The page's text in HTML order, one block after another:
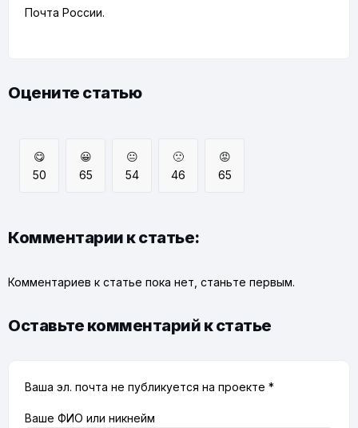
Почта России.
Оцените статью
😋
50
😀
65
😐
54
🙁
46
😡
65
Комментарии к статье:
Комментариев к статье пока нет, станьте первым.
Оставьте комментарий к статье
Ваша эл. почта не публикуется на проекте *
Ваше ФИО или никнейм